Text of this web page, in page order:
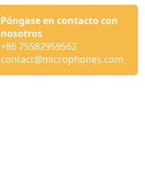
Póngase en contacto con
nosotros
+86 75582959562
contact@microphones.com